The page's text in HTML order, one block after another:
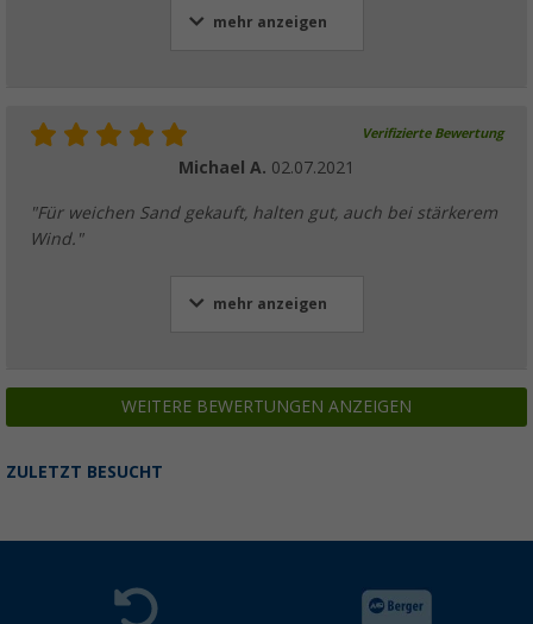
mehr anzeigen
Verifizierte Bewertung
Michael A. 02.07.2021
"Für weichen Sand gekauft, halten gut, auch bei stärkerem
Wind."
mehr anzeigen
WEITERE BEWERTUNGEN ANZEIGEN
ZULETZT BESUCHT